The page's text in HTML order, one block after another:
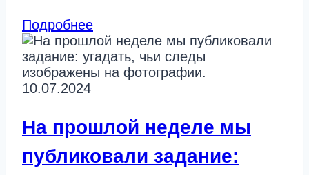
Подробнее
10.07.2024
На прошлой неделе мы
публиковали задание: